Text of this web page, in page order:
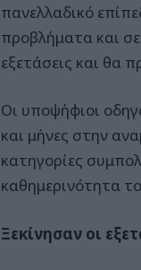
πανελλαδικό
προβλήματα και
εξετάσεις και θα
Οι υποψήφιοι
και μήνες στην
κατηγορίες
καθημερινότητα
Ξεκίνησαν οι